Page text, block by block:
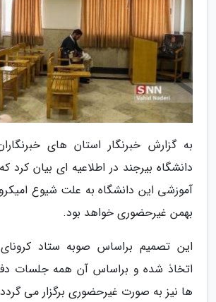
به گزارش خبرنگار استان های
دانشگاه بیرجند در اطلاعیه ای بیان
آموزشی این دانشگاه به علت شیوع
بهمن غیرحضوری خواهد بود.
این تصمیم براساس صوبه ستاد
اتخاذ شده و براساس آن همه جلسات
ها نیز به صورت غیرحضوری برگزار می